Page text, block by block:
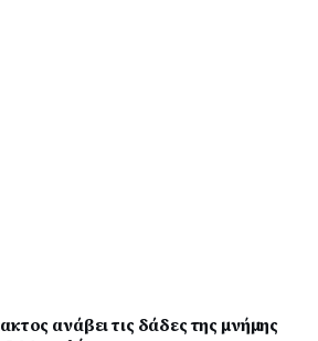
ανάβει τις δάδες της μνήμης